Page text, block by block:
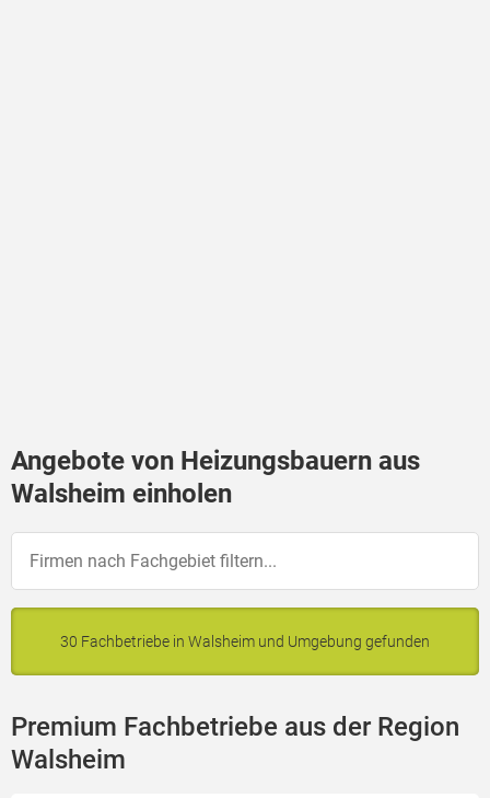
Angebote von Heizungsbauern aus
Walsheim einholen
30 Fachbetriebe in Walsheim und Umgebung gefunden
Premium Fachbetriebe aus der Region
Walsheim